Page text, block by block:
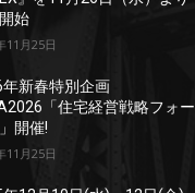
始
11月25日
新春特別企画
「住宅経営戦略フォー
開催!
11月25日